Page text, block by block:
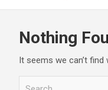
Nothing
It seems we can’t find